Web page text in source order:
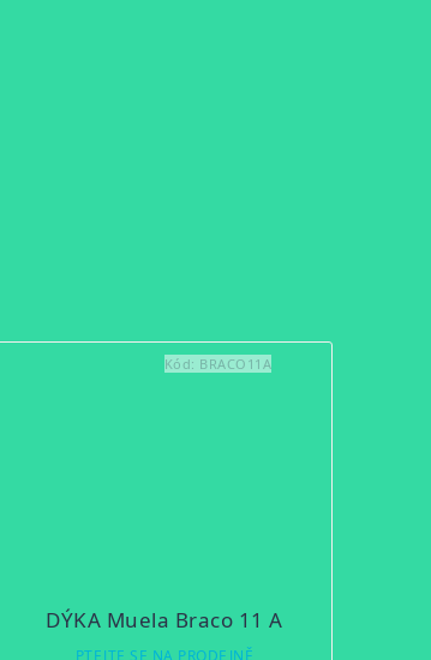
DÝKA Muela Braco 11 A
PTEJTE SE NA PRODEJNĚ
Kód: BRACO11A